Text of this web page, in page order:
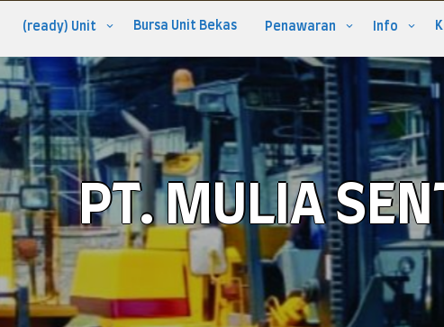
(ready) Unit Bursa Unit Bekas Penawaran Info
PT. MULIA